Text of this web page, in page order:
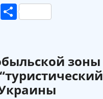
Twitter
Поділитися
зоны